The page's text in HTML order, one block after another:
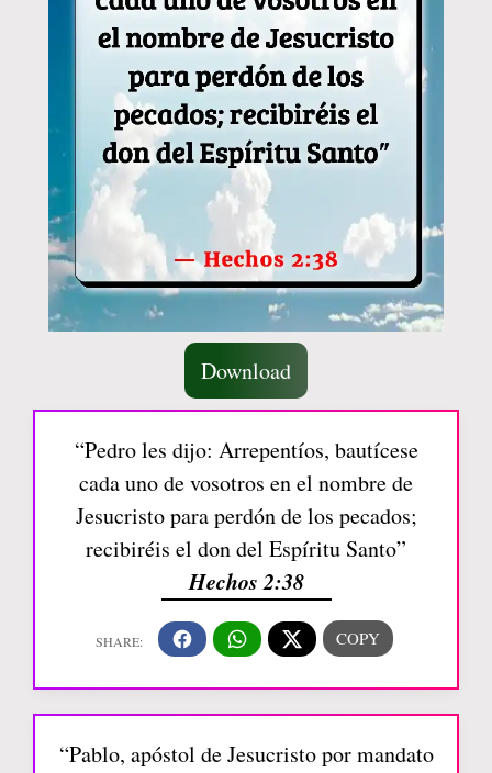
Download
“Pedro les dijo: Arrepentíos, bautícese
cada uno de vosotros en el nombre de
Jesucristo para perdón de los pecados;
recibiréis el don del Espíritu Santo”
Hechos 2:38
“Pablo, apóstol de Jesucristo por mandato